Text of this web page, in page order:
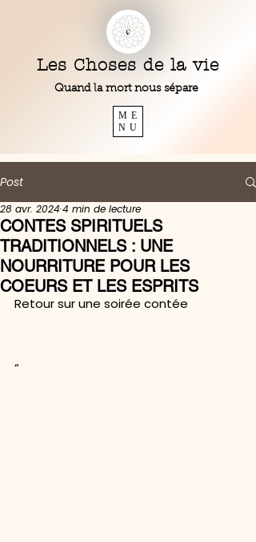
Les Choses de la vie
Quand la mort nous sépare
ME
NU
Post
CONTES SPIRITUELS
TRADITIONNELS : UNE
NOURRITURE POUR LES
COEURS ET LES ESPRITS
28 avr. 2024 4 min de lecture
Retour sur une soirée contée
“